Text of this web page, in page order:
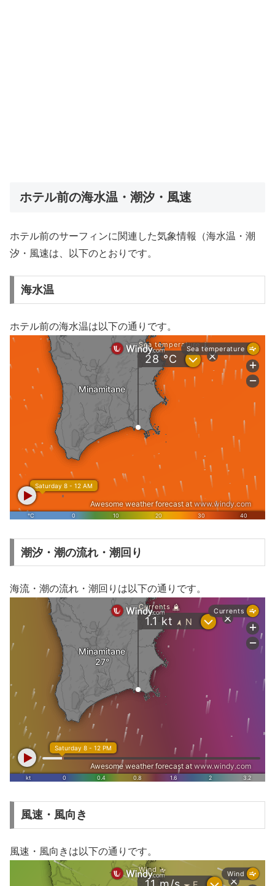
ホテル前の海水温・潮汐・風速
ホテル前のサーフィンに関連した気象情報（海水温・潮
汐・風速は、以下のとおりです。
海水温
ホテル前の海水温は以下の通りです。
潮汐・潮の流れ・潮回り
海流・潮の流れ・潮回りは以下の通りです。
風速・風向き
風速・風向きは以下の通りです。